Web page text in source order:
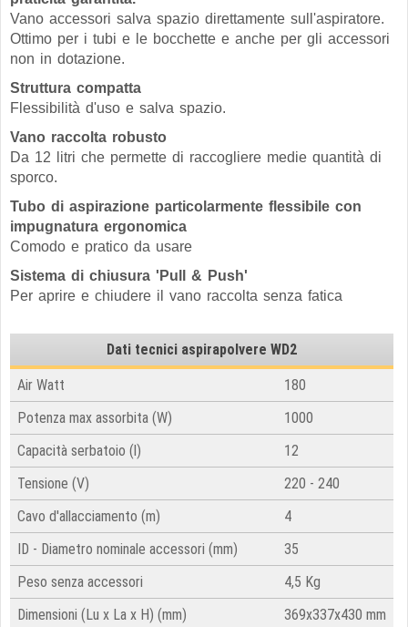
Vano accessori salva spazio direttamente sull'aspiratore.
Ottimo per i tubi e le bocchette e anche per gli accessori
non in dotazione.
Struttura compatta
Flessibilità d'uso e salva spazio.
Vano raccolta robusto
Da 12 litri che permette di raccogliere medie quantità di
sporco.
Tubo di aspirazione particolarmente flessibile con
impugnatura ergonomica
Comodo e pratico da usare
Sistema di chiusura 'Pull & Push'
Per aprire e chiudere il vano raccolta senza fatica
Dati tecnici aspirapolvere WD2
Air Watt
180
Potenza max assorbita (W)
1000
Capacità serbatoio (l)
12
Tensione (V)
220 - 240
Cavo d'allacciamento (m)
4
ID - Diametro nominale accessori (mm)
35
Peso senza accessori
4,5 Kg
Dimensioni (Lu x La x H) (mm)
369x337x430 mm